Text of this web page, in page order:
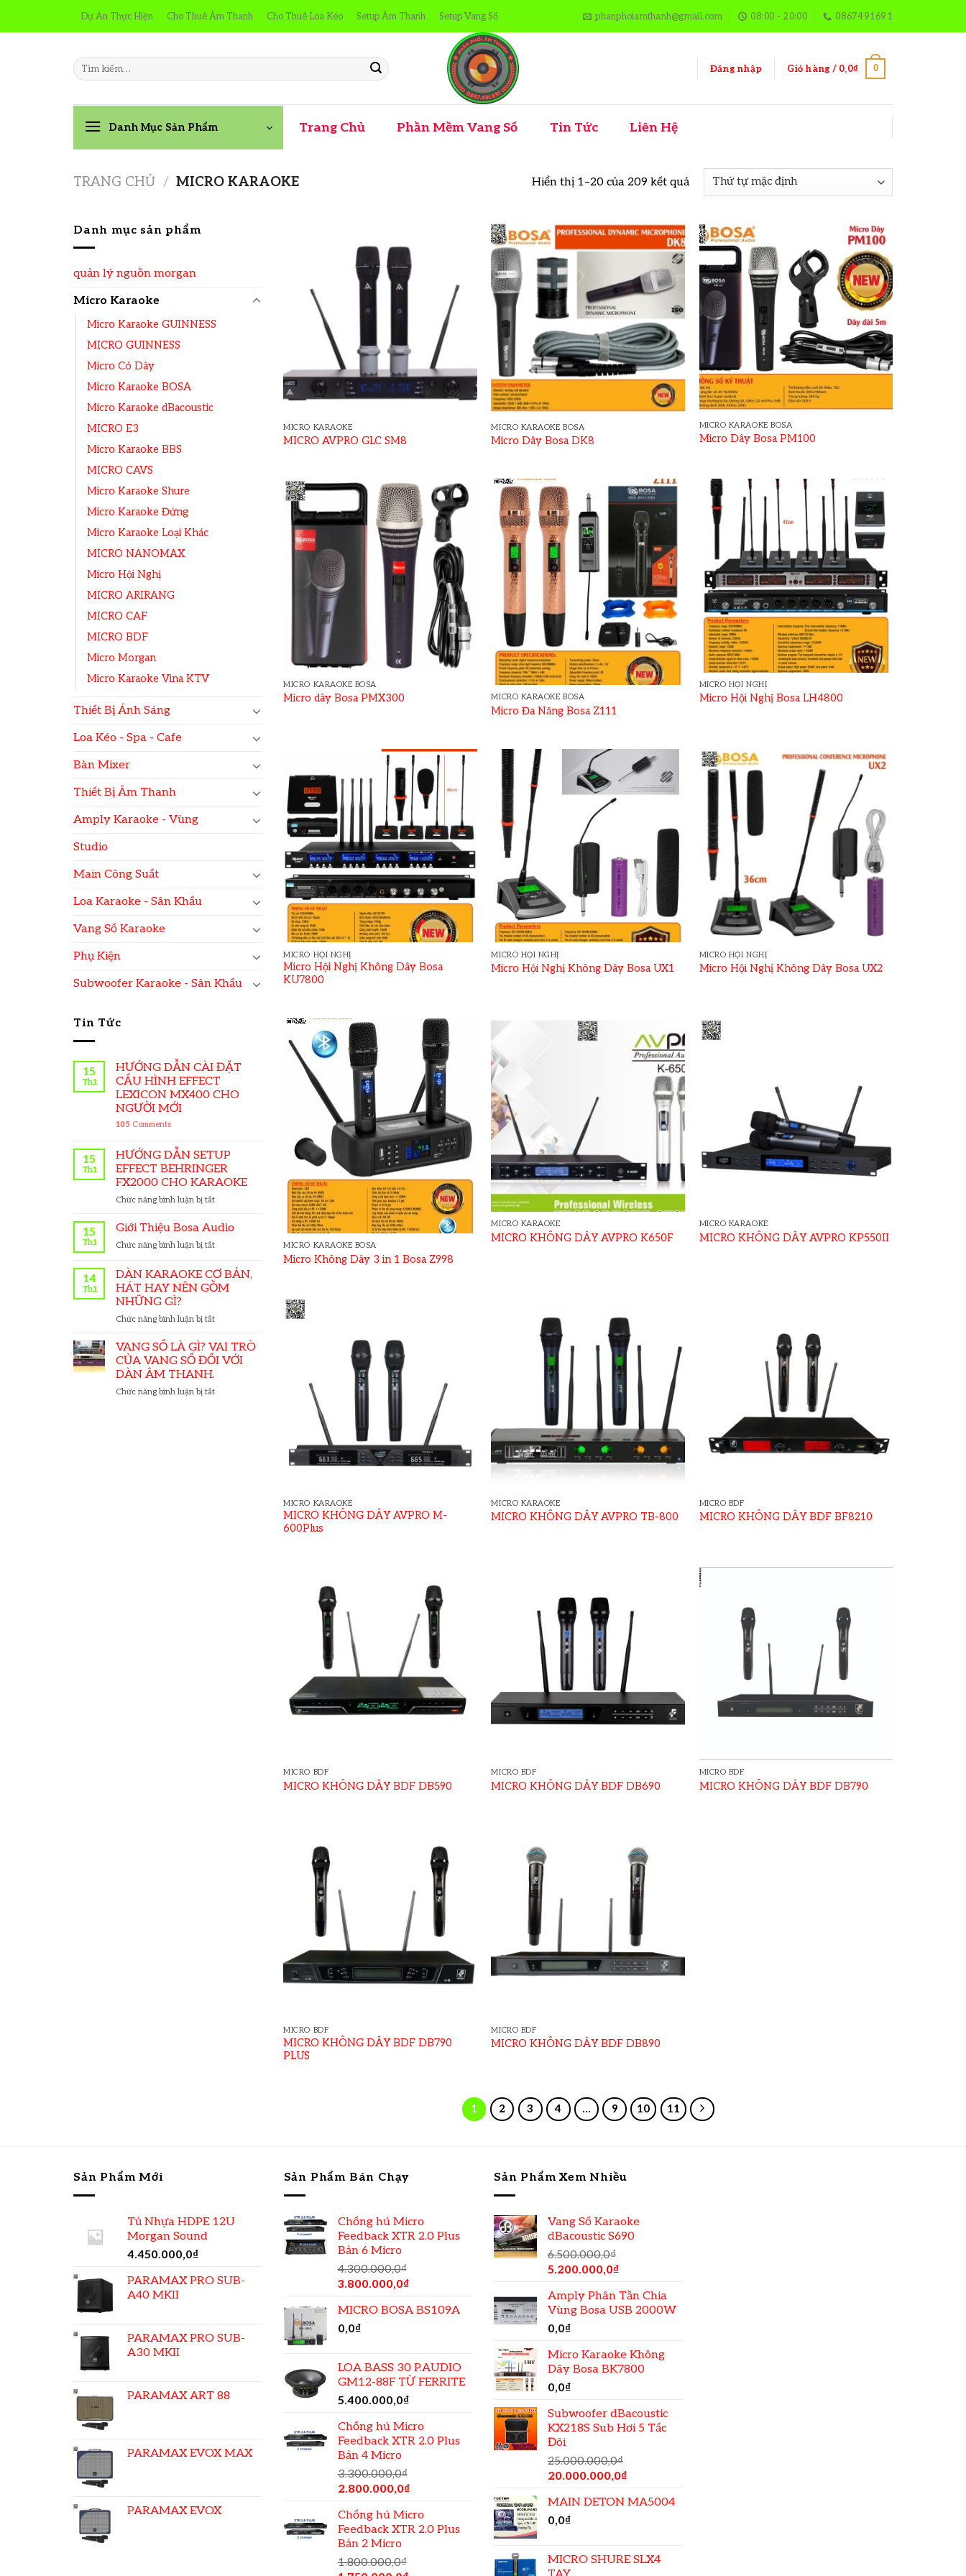
Dự Án Thực Hiện Cho Thuê Âm Thanh Cho Thuê Loa Kéo Setup Âm Thanh Setup Vang Số phanphoiamthanh@gmail.com 08:00 - 20:00 0867491691
Tìm
kiếm:
Đăng nhập Giỏ hàng / 0,0₫ 0
Danh Mục Sản Phẩm Trang Chủ Phần Mềm Vang Số Tin Tức Liên Hệ
TRANG CHỦ / MICRO KARAOKE Hiển thị 1–20 của 209 kết quả
Danh mục sản phẩm
quản lý nguồn morgan
Micro Karaoke
Micro Karaoke GUINNESS
MICRO GUINNESS
Micro Có Dây
Micro Karaoke BOSA
Micro Karaoke dBacoustic
MICRO E3
Micro Karaoke BBS
MICRO CAVS
Micro Karaoke Shure
Micro Karaoke Đứng
Micro Karaoke Loại Khác
MICRO NANOMAX
Micro Hội Nghị
MICRO ARIRANG
MICRO CAF
MICRO BDF
Micro Morgan
Micro Karaoke Vina KTV
Thiết Bị Ánh Sáng
Loa Kéo - Spa - Cafe
Bàn Mixer
Thiết Bị Âm Thanh
Amply Karaoke - Vùng
Studio
Main Công Suất
Loa Karaoke - Sân Khấu
Vang Số Karaoke
Phụ Kiện
Subwoofer Karaoke - Sân Khấu
Tin Tức
15
Th1
HƯỚNG DẪN CÀI ĐẶT
CẤU HÌNH EFFECT
LEXICON MX400 CHO
NGƯỜI MỚI
105 Comments
15
Th1
HƯỚNG DẪN SETUP
EFFECT BEHRINGER
FX2000 CHO KARAOKE
Chức năng bình luận bị tắtở
DẪN
EFFECT
FX2000
CHO
15
Th1
Giới Thiệu Bosa Audio
Chức năng bình luận bị tắtở
Thiệu
Bosa
Audio
14
Th1
DÀN KARAOKE CƠ BẢN,
HÁT HAY NÊN GỒM
NHỮNG GÌ?
Chức năng bình luận bị tắtở
KARAOKE
CƠ
BẢN,
HAY
VANG SỐ LÀ GÌ? VAI TRÒ
CỦA VANG SỐ ĐỐI VỚI
DÀN ÂM THANH.
Chức năng bình luận bị tắtở
MICRO KARAOKE
MICRO AVPRO GLC SM8
MICRO KARAOKE BOSA
Micro Dây Bosa DK8
MICRO KARAOKE BOSA
Micro Dây Bosa PM100
MICRO KARAOKE BOSA
Micro dây Bosa PMX300 MICRO KARAOKE BOSA
Micro Đa Năng Bosa Z111
MICRO HỘI NGHỊ
Micro Hội Nghị Bosa LH4800
MICRO HỘI NGHỊ
Micro Hội Nghị Không Dây Bosa
KU7800
MICRO HỘI NGHỊ
Micro Hội Nghị Không Dây Bosa UX1
MICRO HỘI NGHỊ
Micro Hội Nghị Không Dây Bosa UX2
MICRO KARAOKE BOSA
Micro Không Dây 3 in 1 Bosa Z998
MICRO KARAOKE
MICRO KHÔNG DÂY AVPRO K650F
MICRO KARAOKE
MICRO KHÔNG DÂY AVPRO KP550II
MICRO KARAOKE
MICRO KHÔNG DÂY AVPRO M-
600Plus
MICRO KARAOKE
MICRO KHÔNG DÂY AVPRO TB-800
MICRO BDF
MICRO KHÔNG DÂY BDF BF8210
MICRO BDF
MICRO KHÔNG DÂY BDF DB590
MICRO BDF
MICRO KHÔNG DÂY BDF DB690
MICRO BDF
MICRO KHÔNG DÂY BDF DB790
MICRO BDF
MICRO KHÔNG DÂY BDF DB790
PLUS
MICRO BDF
MICRO KHÔNG DÂY BDF DB890
1 2 3 4 … 9 10 11
Sản Phẩm Mới
Tủ Nhựa HDPE 12U
Morgan Sound
4.450.000,0₫
PARAMAX PRO SUB-
A40 MKII
PARAMAX PRO SUB-
A30 MKII
PARAMAX ART 88
PARAMAX EVOX MAX
PARAMAX EVOX
Sản Phẩm Bán Chạy
Chống hú Micro
Feedback XTR 2.0 Plus
Bản 6 Micro
4.300.000,0₫
3.800.000,0₫
MICRO BOSA BS109A
0,0₫
LOA BASS 30 P.AUDIO
GM12-88F TỪ FERRITE
5.400.000,0₫
Chống hú Micro
Feedback XTR 2.0 Plus
Bản 4 Micro
3.300.000,0₫
2.800.000,0₫
Chống hú Micro
Feedback XTR 2.0 Plus
Bản 2 Micro
1.800.000,0₫
Sản Phẩm Xem Nhiều
Vang Số Karaoke
dBacoustic S690
6.500.000,0₫
5.200.000,0₫
Amply Phân Tần Chia
Vùng Bosa USB 2000W
0,0₫
Micro Karaoke Không
Dây Bosa BK7800
0,0₫
Subwoofer dBacoustic
KX218S Sub Hơi 5 Tấc
Đôi
25.000.000,0₫
20.000.000,0₫
MAIN DETON MA5004
0,0₫
MICRO SHURE SLX4